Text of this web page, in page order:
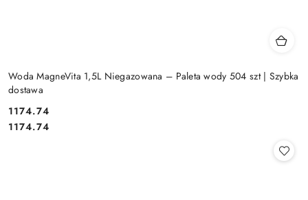
Woda MagneVita 1,5L Niegazowana – Paleta wody 504 szt | Szybka
dostawa
Cena:
1174.74
Cena:
1174.74